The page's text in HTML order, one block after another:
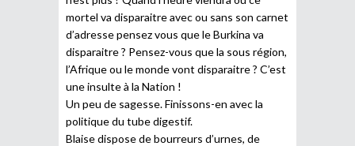
mortel va disparaitre avec ou sans son carnet
d’adresse pensez vous que le Burkina va
disparaitre ? Pensez-vous que la sous région,
l’Afrique ou le monde vont disparaitre ? C’est
une insulte à la Nation !
Un peu de sagesse. Finissons-en avec la
politique du tube digestif.
Blaise dispose de bourreurs d’urnes, de